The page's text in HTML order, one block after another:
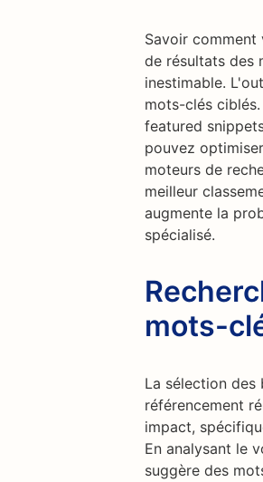
Savoir comment
de résultats des
inestimable.
mots-clés
featured
pouvez
moteurs de
meilleur
augmente la
spécialisé.
mots-
La sélection
référencement
impact,
En analysant le
suggère des